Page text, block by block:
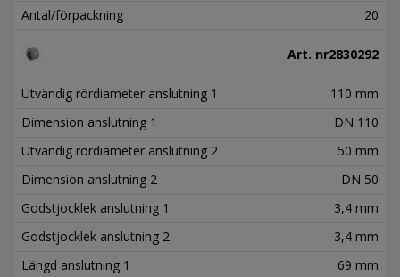
Antal/förpackning
20
Art. nr2830292
Utvändig rördiameter anslutning 1
110 mm
Dimension anslutning 1
DN 110
Utvändig rördiameter anslutning 2
50 mm
Dimension anslutning 2
DN 50
Godstjocklek anslutning 1
3,4 mm
Godstjocklek anslutning 2
3,4 mm
Längd anslutning 1
69 mm